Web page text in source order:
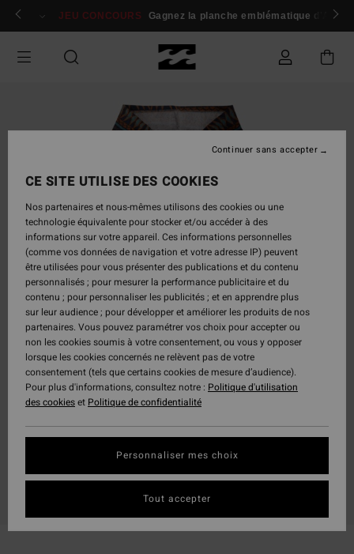
Passer
Se connecter / s'inscrire
JEU CONCOURS Gagnez la planche emblématique d'Andy
CE SITE UTILISE DES COOKIES
Nos partenaires et nous-mêmes utilisons des cookies ou une
technologie équivalente pour stocker et/ou accéder à des
informations sur votre appareil. Ces informations personnelles
(comme vos données de navigation et votre adresse IP) peuvent
être utilisées pour vous présenter des publications et du contenu
personnalisés ; pour mesurer la performance publicitaire et du
contenu ; pour personnaliser les publicités ; et en apprendre plus
sur leur audience ; pour développer et améliorer les produits de nos
partenaires. Vous pouvez paramétrer vos choix pour accepter ou
non les cookies soumis à votre consentement, ou vous y opposer
lorsque les cookies concernés ne relèvent pas de votre
consentement (tels que certains cookies de mesure d’audience).
Pour plus d'informations, consultez notre : Politique d'utilisation
des cookieset Politique de confidentialité
Personnaliser mes choix
Continuer sans accepter
Tout accepter